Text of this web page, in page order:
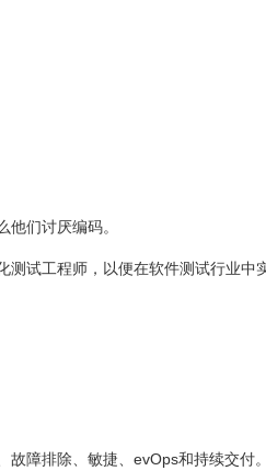
们讨厌编码。
测试工程师，以便在软件测试行业中
故障排除、敏捷、evOps和持续交付